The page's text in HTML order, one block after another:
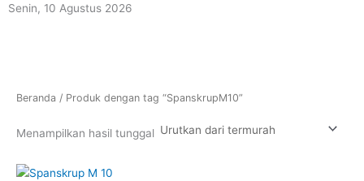
Senin, 10 Agustus 2026
Beranda / Produk dengan tag “SpanskrupM10”
Menampilkan hasil tunggal